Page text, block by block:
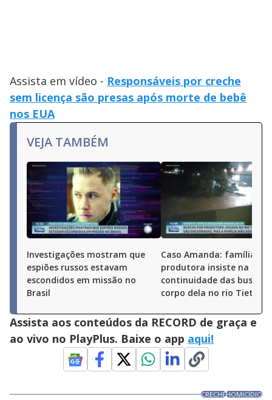
Assista em vídeo - Responsáveis por creche
sem licença são presas após morte de bebê
nos EUA
VEJA TAMBÉM
Investigações mostram que
espiões russos estavam
escondidos em missão no
Brasil
Caso Amanda: família da
produtora insiste na
continuidade das buscas
corpo dela no rio Tietê
Assista aos conteúdos da RECORD de graça e
ao vivo no PlayPlus. Baixe o app aqui!
CRECHEHOMICÍDIO